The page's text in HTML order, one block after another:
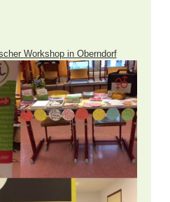
Workshop in Oberndorf